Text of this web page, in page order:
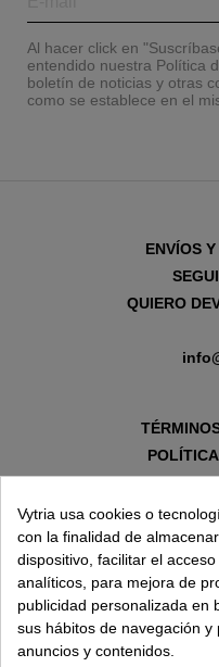
Al hacer click en
entendido nuestra Política
boletín de noticias y otras
como se establece en el
ENVÍOS
QUIERO
Vytria usa cookies o
con la finalidad de
dispositivo, facilitar el
analíticos, para mejora de
publicidad personalizada en
sus hábitos de navegación
anuncios y contenidos.